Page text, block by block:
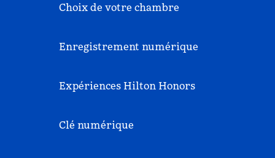
Choix de votre chambre
Enregistrement numérique
Expériences Hilton Honors
Clé numérique